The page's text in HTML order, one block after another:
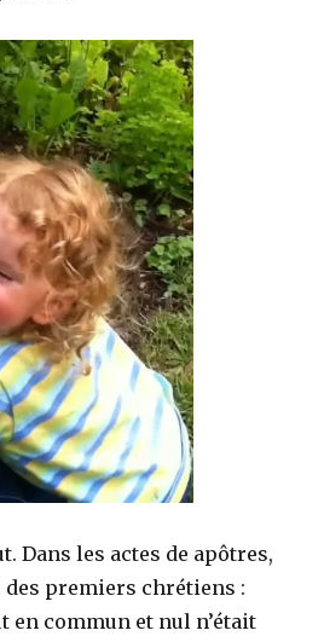
Dans les actes de apôtres,
premiers chrétiens :
en commun et nul n’était